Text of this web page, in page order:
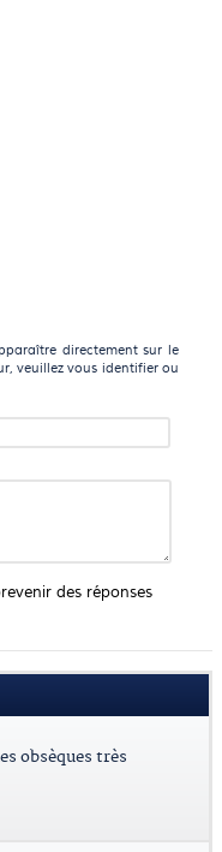
directement sur le
veuillez vous identifier ou
des réponses
obsèques très